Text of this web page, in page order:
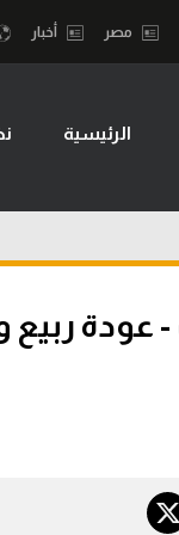
الدوري
مصر أخبار
الرئيسية